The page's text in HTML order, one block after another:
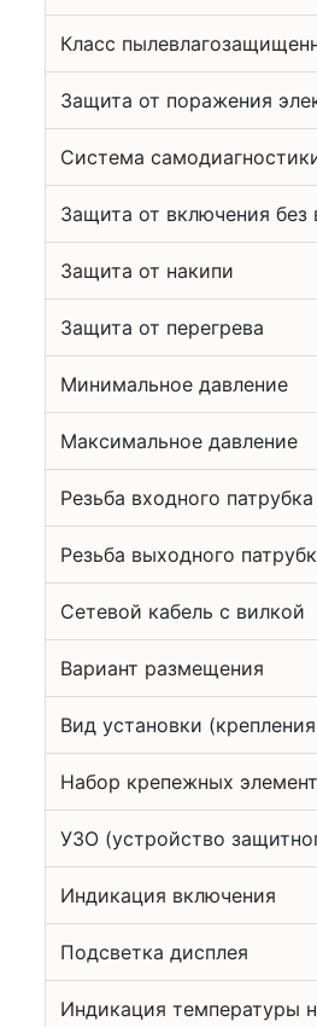
Класс
Защита от поражения
Система
Защита от включения без
Защита от накипи
Защита от перегрева
Минимальное давление
Максимальное давление
Резьба входного патрубка
Резьба выходного
Сетевой кабель с вилкой
Вариант размещения
Вид установки
Набор крепежных
УЗО (устройство
Индикация включения
Подсветка дисплея
Индикация температуры